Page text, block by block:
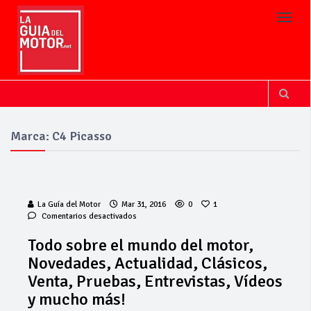
Marca: C4 Picasso
La Guía del Motor Mar 31, 2016 0
1
Comentarios desactivados
el
mundo
del
motor,
Todo sobre el mundo del motor,
Novedades, Actualidad, Clásicos,
Venta, Pruebas, Entrevistas, Vídeos
y mucho más!